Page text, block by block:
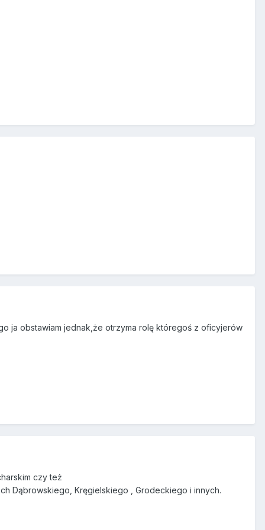
ja obstawiam jednak,że otrzyma rolę któregoś z oficyjerów
czy też
Dąbrowskiego, Kręgielskiego , Grodeckiego i innych.